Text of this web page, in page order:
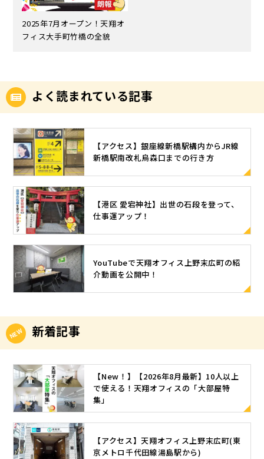
2025年7月オープン！天翔オ
フィス大手町竹橋の全貌
よく読まれている記事
【アクセス】銀座線新橋駅構内からJR線
新橋駅南改札烏森口までの行き方
【港区 愛宕神社】出世の石段を登って、
仕事運アップ！
YouTubeで天翔オフィス上野末広町の紹
介動画を公開中！
新着記事
【New！】【2026年8月最新】10人以上
で使える！天翔オフィスの「大部屋特
集」
【アクセス】天翔オフィス上野末広町(東
京メトロ千代田線湯島駅から)